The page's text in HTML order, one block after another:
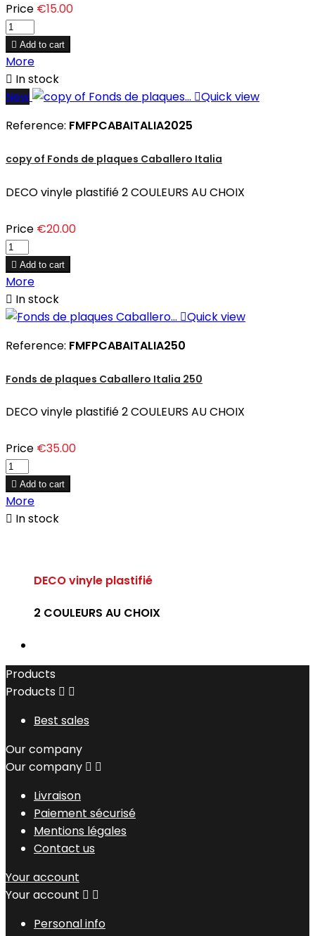
Price €15.00
 Add to cart
More
 In stock
New
Quick view
Reference: FMFPCABAITALIA2025
copy of Fonds de plaques Caballero Italia
DECO vinyle plastifié 2 COULEURS AU CHOIX
Price €20.00
 Add to cart
More
 In stock
Quick view
Reference: FMFPCABAITALIA250
Fonds de plaques Caballero Italia 250
DECO vinyle plastifié 2 COULEURS AU CHOIX
Price €35.00
 Add to cart
More
 In stock
DECO vinyle plastifié
2 COULEURS AU CHOIX
Products
Products  
Best sales
Our company
Our company  
Livraison
Paiement sécurisé
Mentions légales
Contact us
Your account
Your account  
Personal info